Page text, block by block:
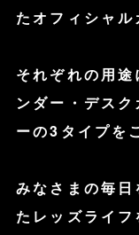
たオフィシャル
それぞれの用
ンダー・デス
ーの3タイプを
みなさまの毎日
たレッズライフ